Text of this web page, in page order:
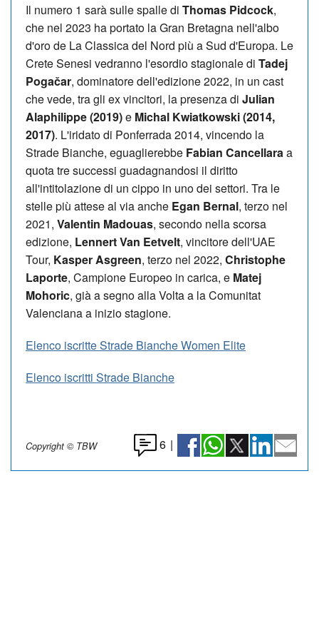
Il numero 1 sarà sulle spalle di Thomas Pidcock,
che nel 2023 ha portato la Gran Bretagna nell'albo
d'oro de La Classica del Nord più a Sud d'Europa. Le
Crete Senesi vedranno l'esordio stagionale di Tadej
Pogačar, dominatore dell'edizione 2022, in un cast
che vede, tra gli ex vincitori, la presenza di Julian
Alaphilippe (2019)e Michal Kwiatkowski (2014,
2017). L'iridato di Ponferrada 2014, vincendo la
Strade Bianche, eguaglierebbe Fabian Cancellaraa
quota tre successi guadagnandosi il diritto
all'intitolazione di un cippo in uno dei settori. Tra le
stelle più attese al via anche Egan Bernal, terzo nel
2021, Valentin Madouas, secondo nella scorsa
edizione, Lennert Van Eetvelt, vincitore dell'UAE
Tour, Kasper Asgreen, terzo nel 2022, Christophe
Laporte, Campione Europeo in carica, e Matej
Mohoric, già a segno alla Volta a la Comunitat
Valenciana a inizio stagione.
Elenco iscritte Strade Bianche Women Elite
Elenco iscritti Strade Bianche
Copyright © TBW 6 |